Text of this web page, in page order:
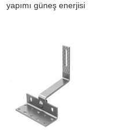
yapımı güneş enerjisi